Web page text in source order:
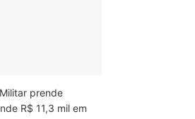
prende
R$ 11,3 mil em